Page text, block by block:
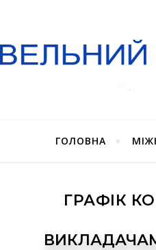
ГОЛОВНА
ГРАФІК